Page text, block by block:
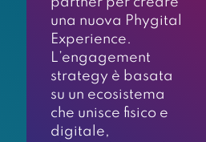
una nuova Phygital
Experience.
L’engagement
strategy è basata
su un ecosistema
che unisce fisico e
digitale,